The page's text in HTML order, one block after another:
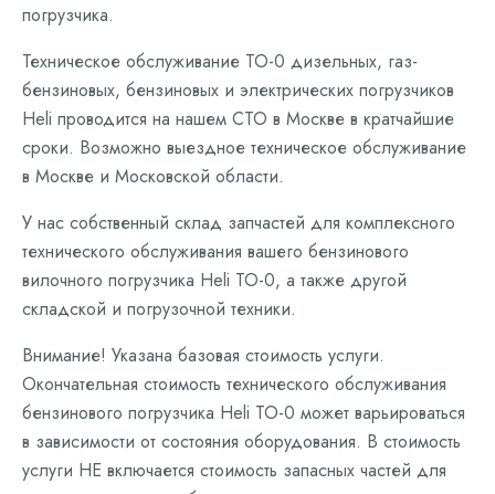
погрузчика.
Техническое обслуживание ТО-0 дизельных, газ-
бензиновых, бензиновых и электрических погрузчиков
Heli проводится на нашем СТО в Москве в кратчайшие
сроки. Возможно выездное техническое обслуживание
в Москве и Московской области.
У нас собственный склад запчастей для комплексного
технического обслуживания вашего бензинового
вилочного погрузчика Heli ТО-0, а также другой
складской и погрузочной техники.
Внимание! Указана базовая стоимость услуги.
Окончательная стоимость технического обслуживания
бензинового погрузчика Heli ТО-0 может варьироваться
в зависимости от состояния оборудования. В стоимость
услуги НЕ включается стоимость запасных частей для